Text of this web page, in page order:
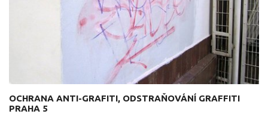
OCHRANA ANTI-GRAFITI, ODSTRAŇOVÁNÍ GRAFFITI
PRAHA 5